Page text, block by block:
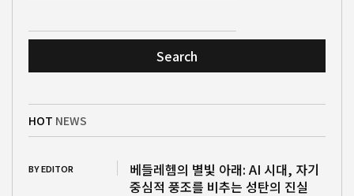
Search
HOT NEWS
BY EDITOR
베들레헴의 별빛 아래: AI 시대, 자기
중심적 풍조를 비추는 성탄의 진실